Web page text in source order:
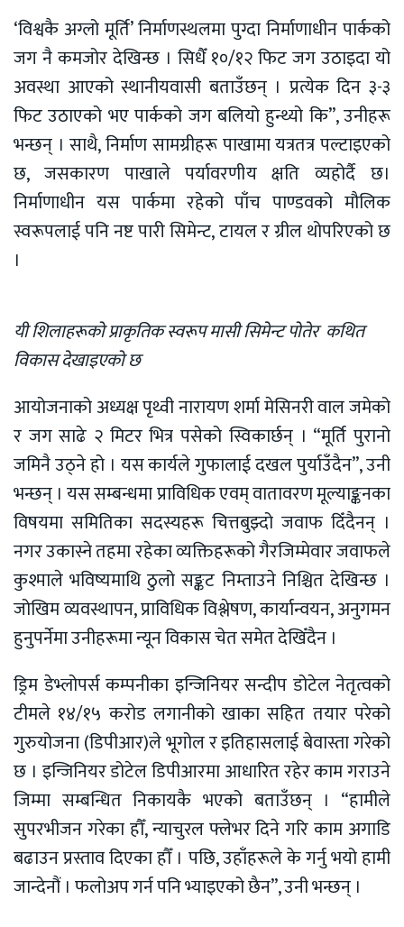
‘विश्वकै अग्लो मूर्ति’ निर्माणस्थलमा पुग्दा निर्माणाधीन पार्कको
जग नै कमजोर देखिन्छ । सिधैँ १०/१२ फिट जग उठाइदा यो
अवस्था आएको स्थानीयवासी बताउँछन् । प्रत्येक दिन ३-३
फिट उठाएको भए पार्कको जग बलियो हुन्थ्यो कि”, उनीहरू
भन्छन् । साथै, निर्माण सामग्रीहरू पाखामा यत्रतत्र पल्टाइएको
छ, जसकारण पाखाले पर्यावरणीय क्षति व्यहोर्दै छ।
निर्माणाधीन यस पार्कमा रहेको पाँच पाण्डवको मौलिक
स्वरूपलाई पनि नष्ट पारी सिमेन्ट, टायल र ग्रील थोपरिएको छ
।
यी शिलाहरूको प्राकृतिक स्वरूप मासी सिमेन्ट पोतेर कथित
विकास देखाइएको छ
आयोजनाको अध्यक्ष पृथ्वी नारायण शर्मा मेसिनरी वाल जमेको
र जग साढे २ मिटर भित्र पसेको स्विकार्छन् । “मूर्ति पुरानो
जमिनै उठ्ने हो । यस कार्यले गुफालाई दखल पुर्याउँदैन”, उनी
भन्छन् । यस सम्बन्धमा प्राविधिक एवम् वातावरण मूल्याङ्कनका
विषयमा समितिका सदस्यहरू चित्तबुझ्दो जवाफ दिँदैनन् ।
नगर उकास्ने तहमा रहेका व्यक्तिहरूको गैरजिम्मेवार जवाफले
कुश्माले भविष्यमाथि ठुलो सङ्कट निम्ताउने निश्चित देखिन्छ ।
जोखिम व्यवस्थापन, प्राविधिक विश्लेषण, कार्यान्वयन, अनुगमन
हुनुपर्नेमा उनीहरूमा न्यून विकास चेत समेत देखिँदैन ।
ड्रिम डेभ्लोपर्स कम्पनीका इन्जिनियर सन्दीप डोटेल नेतृत्वको
टीमले १४/१५ करोड लगानीको खाका सहित तयार परेको
गुरुयोजना (डिपीआर)ले भूगोल र इतिहासलाई बेवास्ता गरेको
छ । इन्जिनियर डोटेल डिपीआरमा आधारित रहेर काम गराउने
जिम्मा सम्बन्धित निकायकै भएको बताउँछन् । “हामीले
सुपरभीजन गरेका हौँ, न्याचुरल फ्लेभर दिने गरि काम अगाडि
बढाउन प्रस्ताव दिएका हौँ । पछि, उहाँहरूले के गर्नु भयो हामी
जान्देनौं । फलोअप गर्न पनि भ्याइएको छैन”, उनी भन्छन् ।